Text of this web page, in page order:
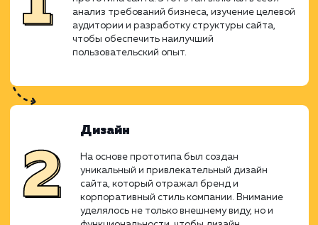
между различными специалистами.
усилия команды дизайнеров,
менеджеров привели к
ресурса, который поднимает
Прототипирование